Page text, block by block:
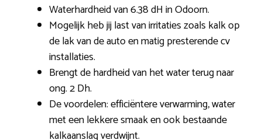
Waterhardheid van 6.38 dH in Odoorn.
Mogelijk heb jij last van irritaties zoals kalk op
de lak van de auto en matig presterende cv
installaties.
Brengt de hardheid van het water terug naar
ong. 2 Dh.
De voordelen: efficiëntere verwarming, water
met een lekkere smaak en ook bestaande
kalkaanslag verdwijnt.